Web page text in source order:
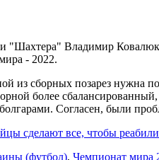
Владимир Ковалюк
- 2022.
из сборных позарез нужна
более
Согласен, были
сделают все, чтобы
(футбол), Чемпионат мира